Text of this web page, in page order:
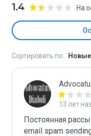
1.4 На
Сортировать по: Новые
13 лет
Постоянная
email spam